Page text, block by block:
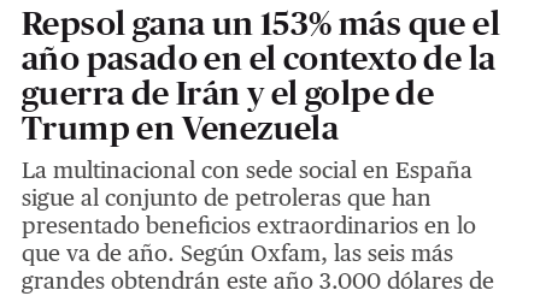
Repsol gana un 153% más que el
año pasado en el contexto de la
guerra de Irán y el golpe de
Trump en Venezuela
La multinacional con sede social en España
sigue al conjunto de petroleras que han
presentado beneficios extraordinarios en lo
que va de año. Según Oxfam, las seis más
grandes obtendrán este año 3.000 dólares de